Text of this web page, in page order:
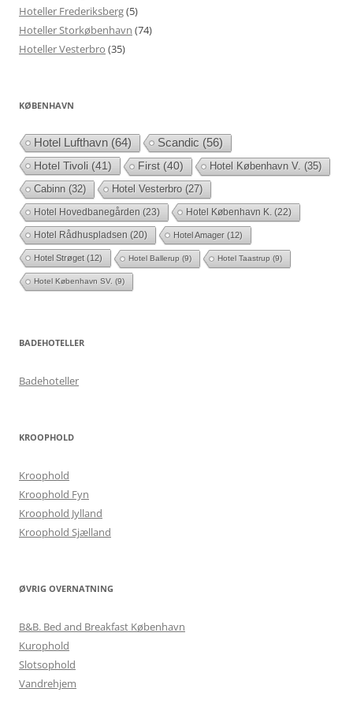
Hoteller Frederiksberg(5)
Hoteller Storkøbenhavn (74)
Hoteller Vesterbro (35)
KØBENHAVN
Hotel Lufthavn (64) Scandic (56)
Hotel Tivoli (41) First (40) Hotel København V. (35)
Cabinn (32) Hotel Vesterbro (27)
Hotel Hovedbanegården (23) Hotel København K. (22)
Hotel Rådhuspladsen (20) Hotel Amager (12)
Hotel Strøget (12) Hotel Ballerup (9) Hotel Taastrup (9)
Hotel København SV. (9)
BADEHOTELLER
Badehoteller
KROOPHOLD
Kroophold
Kroophold Fyn
Kroophold Jylland
Kroophold Sjælland
ØVRIG OVERNATNING
B&B. Bed and Breakfast København
Kurophold
Slotsophold
Vandrehjem